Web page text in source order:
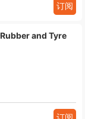
订阅
and Tyre
订阅